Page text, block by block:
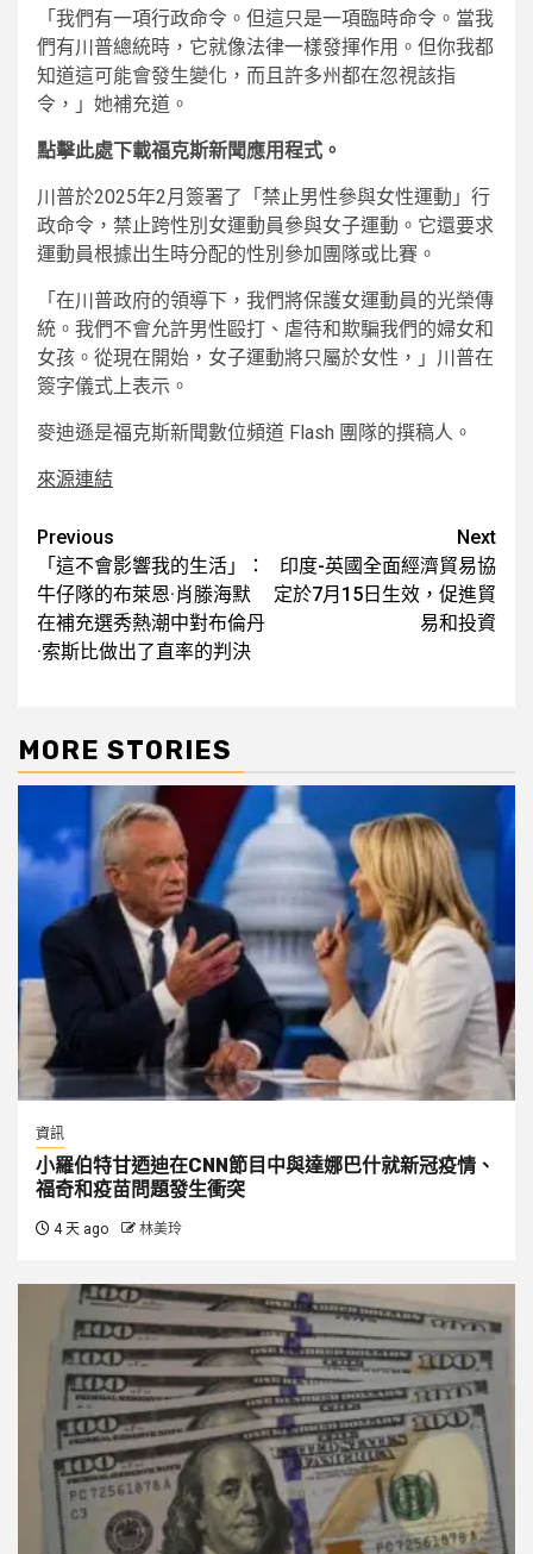
「我們有一項行政命令。但這只是一項臨時命令。當我
們有川普總統時，它就像法律一樣發揮作用。但你我都
知道這可能會發生變化，而且許多州都在忽視該指
令，」她補充道。
點擊此處下載福克斯新聞應用程式。
川普於2025年2月簽署了「禁止男性參與女性運動」行
政命令，禁止跨性別女運動員參與女子運動。它還要求
運動員根據出生時分配的性別參加團隊或比賽。
「在川普政府的領導下，我們將保護女運動員的光榮傳
統。我們不會允許男性毆打、虐待和欺騙我們的婦女和
女孩。從現在開始，女子運動將只屬於女性，」川普在
簽字儀式上表示。
麥迪遜是福克斯新聞數位頻道 Flash 團隊的撰稿人。
來源連結
Post
navigation
Previous
「這不會影響我的生活」：
牛仔隊的布萊恩·肖滕海默
在補充選秀熱潮中對布倫丹
·索斯比做出了直率的判決
Next
印度-英國全面經濟貿易協
定於7月15日生效，促進貿
易和投資
MORE STORIES
資訊
小羅伯特甘迺迪在CNN節目中與達娜巴什就新冠疫情、
福奇和疫苗問題發生衝突
4 天 ago 林美玲